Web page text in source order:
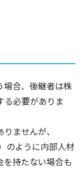
場合、後継者は株
る必要がありま
ませんが、
のように内部人材
を持たない場合も